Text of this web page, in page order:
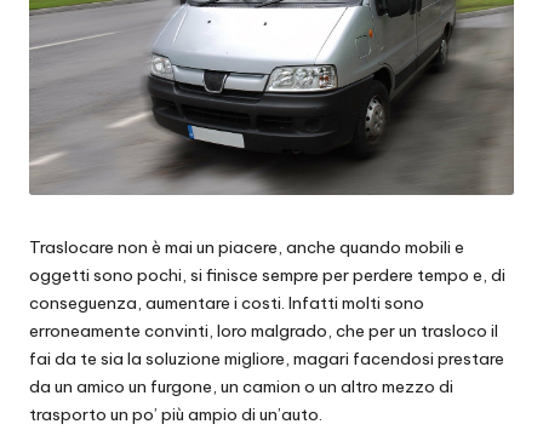
Traslocare non è mai un piacere, anche quando mobili e
oggetti sono pochi, si finisce sempre per perdere tempo e, di
conseguenza, aumentare i costi. Infatti molti sono
erroneamente convinti, loro malgrado, che per un trasloco il
fai da te sia la soluzione migliore, magari facendosi prestare
da un amico un furgone, un camion o un altro mezzo di
trasporto un po’ più ampio di un’auto.